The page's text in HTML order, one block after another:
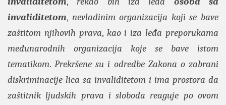
invaliditetom, nevladinim organizacija koji se bave
zaštitom njihovih prava, kao i iza leđa preporukama
međunarodnih organizacija koje se bave istom
tematikom.Prekršene su i odredbe Zakona o zabrani
diskriminacije lica sa invaliditetom i ima prostora da
zaštitnik ljudskih prava i sloboda reaguje po ovom